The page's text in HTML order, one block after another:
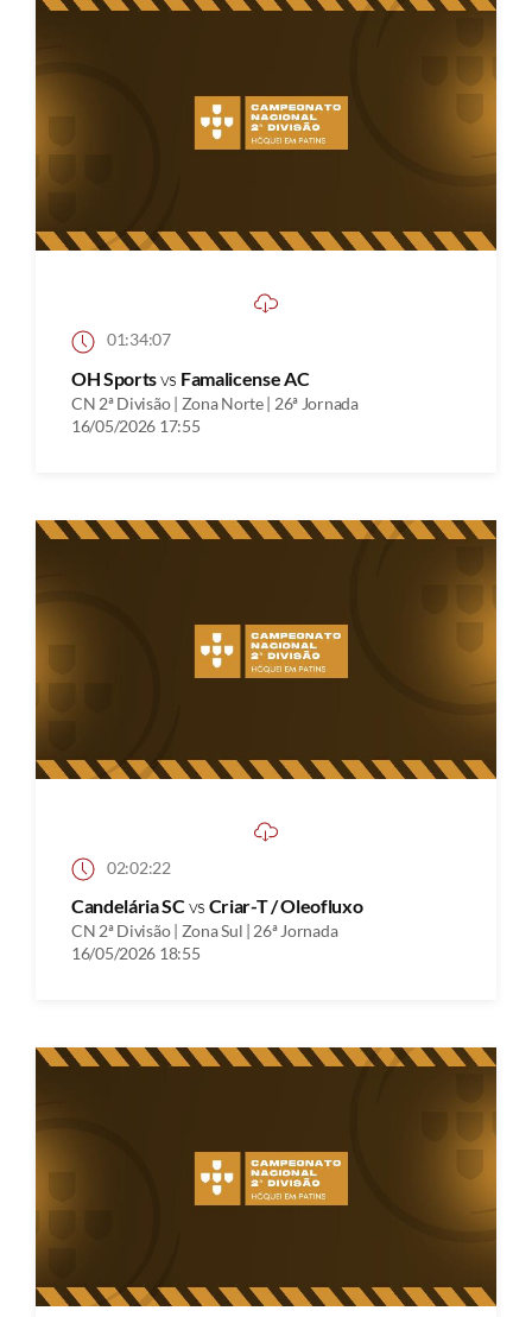
01:34:07
OH Sportsvs Famalicense AC
CN 2ª Divisão | Zona Norte | 26ª Jornada
16/05/2026 17:55
02:02:22
Candelária SCvs Criar-T / Oleofluxo
CN 2ª Divisão | Zona Sul | 26ª Jornada
16/05/2026 18:55